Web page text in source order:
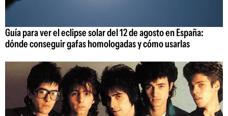
Guía para ver el eclipse solar del 12 de agosto en España:
dónde conseguir gafas homologadas y cómo usarlas